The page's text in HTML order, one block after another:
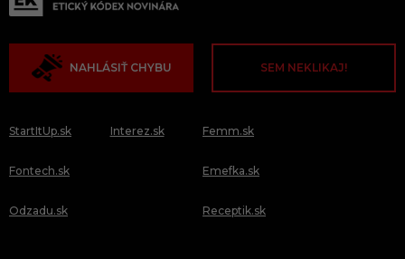
NAHLÁSIŤ CHYBU SEM NEKLIKAJ!
StartItUp.sk
Fontech.sk
Odzadu.sk
Interez.sk Femm.sk
Emefka.sk
Receptik.sk